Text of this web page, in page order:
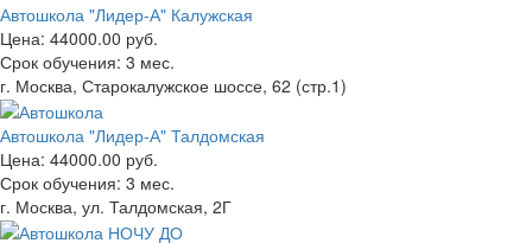
Автошкола "Лидер-А" Калужская
Цена: 44000.00 руб.
Срок обучения: 3 мес.
г. Москва, Старокалужское шоссе, 62 (стр.1)
Автошкола "Лидер-А" Талдомская
Цена: 44000.00 руб.
Срок обучения: 3 мес.
г. Москва, ул. Талдомская, 2Г